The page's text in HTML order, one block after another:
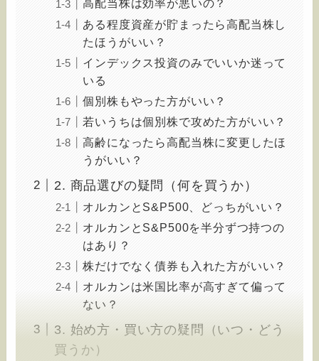
高配当株は効率が悪いの？
ある程度資産が貯まったら高配当株し
たほうがいい？
インデックス投資のみでいいか迷って
いる
個別株もやった方がいい？
若いうちは個別株で攻めた方がいい？
高齢になったら高配当株に変更したほ
うがいい？
2. 商品選びの疑問（何を買うか）
オルカンとS&P500、どっちがいい？
オルカンとS&P500を半分ずつ持つの
はあり？
株だけでなく債券も入れた方がいい？
オルカンは米国比率が高すぎて偏って
ない？
3. 始め方・買い方の疑問（いつ・どう
買うか）